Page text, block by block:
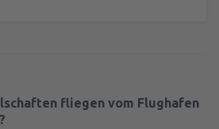
fliegen vom Flughafen